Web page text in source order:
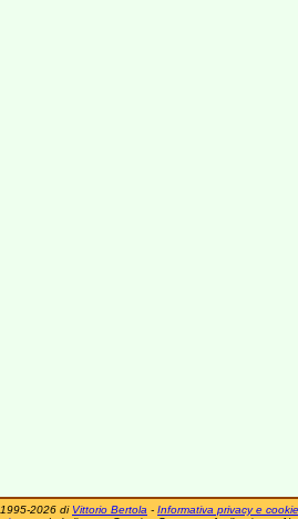
2026 di Vittorio Bertola - Informativa privacy e cookie